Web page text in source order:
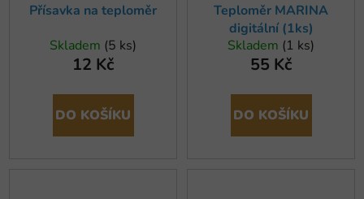
Přísavka na teploměr
Skladem (5 ks)
12 Kč
DO KOŠÍKU
Teploměr MARINA
digitální (1ks)
Skladem (1 ks)
55 Kč
DO KOŠÍKU